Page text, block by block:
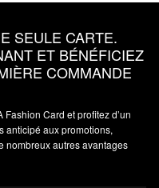
SEULE CARTE.
ET BÉNÉFICIEZ
COMMANDE
Card et profitez d’un
anticipé aux promotions,
nombreux autres avantages